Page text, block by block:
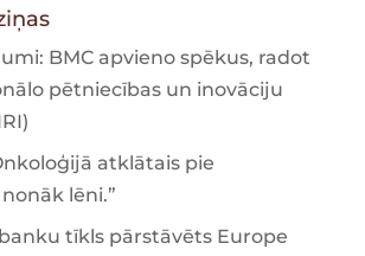
BMC apvieno spēkus, radot
pētniecības un inovāciju
atklātais pie
lēni.”
tīkls pārstāvēts Europe